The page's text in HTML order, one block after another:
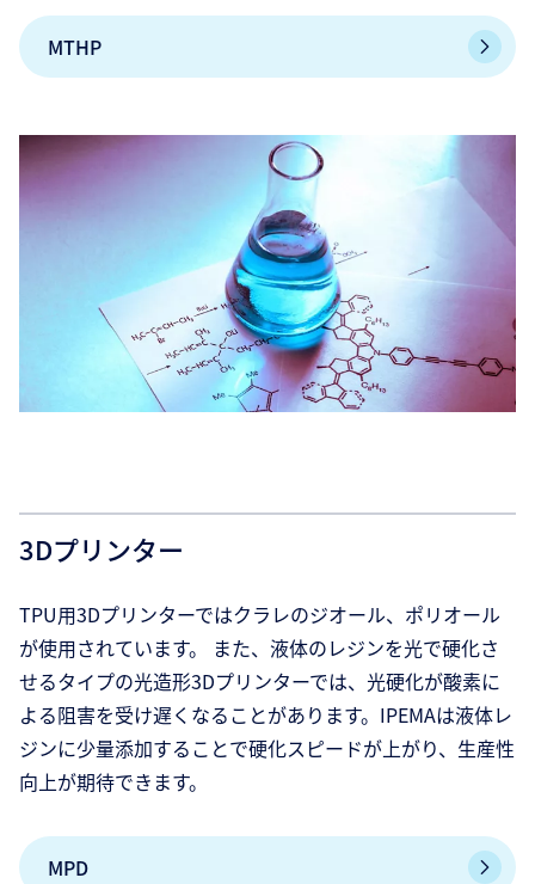
MTHP
3Dプリンター
TPU用3Dプリンターではクラレのジオール、ポリオール
が使用されています。 また、液体のレジンを光で硬化さ
せるタイプの光造形3Dプリンターでは、光硬化が酸素に
よる阻害を受け遅くなることがあります。IPEMAは液体レ
ジンに少量添加することで硬化スピードが上がり、生産性
向上が期待できます。
MPD